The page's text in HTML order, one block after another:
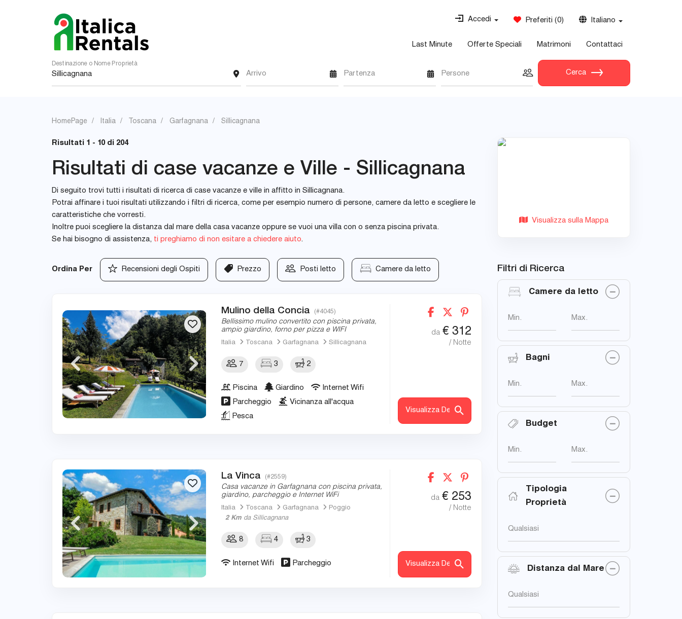
Accedi Preferiti (0) Italiano
Last Minute Offerte Speciali Matrimoni Contattaci
Destinazione o Nome Proprietà
Arrivo Partenza Persone Cerca
HomePage Italia Toscana Garfagnana Sillicagnana
Risultati 1 - 10 di 204
Risultati di case vacanze e Ville - Sillicagnana
Di seguito trovi tutti i risultati di ricerca di case vacanze e ville in affitto in Sillicagnana.
Potrai affinare i tuoi risultati utilizzando i filtri di ricerca, come per esempio numero di persone, camere da letto e scegliere le
caratteristiche che vorresti.
Inoltre puoi scegliere la distanza dal mare della casa vacanze oppure se vuoi una villa con o senza piscina privata.
Se hai bisogno di assistenza, ti preghiamo di non esitare a chiedere aiuto.
Ordina Per Recensioni degli Ospiti Prezzo Posti letto Camere da letto
Mulino della Concia (#4045)
Bellissimo mulino convertito con piscina privata,
ampio giardino, forno per pizza e WIFI
Italia Toscana Garfagnana Sillicagnana
7 3 2
Piscina Giardino
Internet Wifi
Parcheggio
Vicinanza all'acqua
Pesca
da € 312
/ Notte
Visualizza Dettagli
La Vinca (#2559)
Casa vacanze in Garfagnana con piscina privata,
giardino, parcheggio e Internet WiFi
Italia Toscana Garfagnana
Poggio
2 Km da Sillicagnana
8 4 3
Internet Wifi Parcheggio
da € 253
/ Notte
Visualizza Dettagli
Visualizza sulla Mappa
Filtri di Ricerca
Camere da letto
Min. Max.
Bagni
Min. Max.
Budget
Min. Max.
Tipologia
Proprietà
Qualsiasi
Distanza dal Mare
Qualsiasi